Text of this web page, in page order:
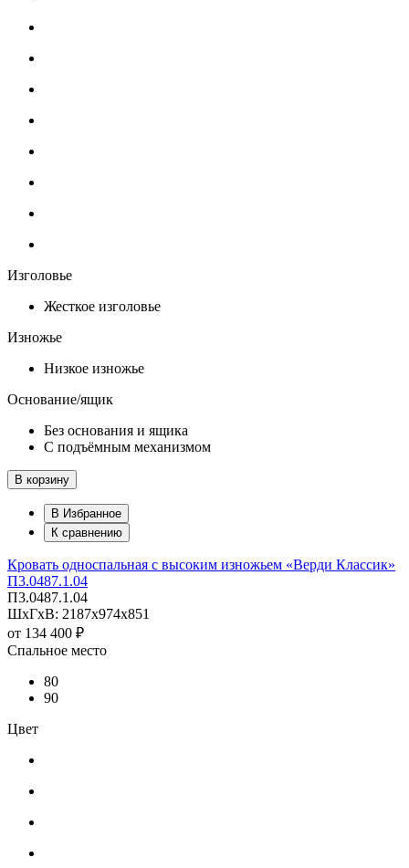
Изголовье
Жесткое изголовье
Изножье
Низкое изножье
Основание/ящик
Без основания и ящика
С подъёмным механизмом
В корзину
В Избранное
К сравнению
Кровать односпальная с высоким изножьем «Верди Классик»
П3.0487.1.04
П3.0487.1.04
ШхГхВ: 2187х974х851
от 134 400 ₽
Спальное место
80
90
Цвет